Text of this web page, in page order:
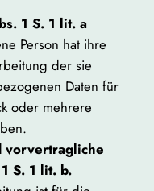
1 S. 1 lit. a
Person hat ihre
der sie
Daten für
oder mehrere
vorvertragliche
S. 1 lit. b.